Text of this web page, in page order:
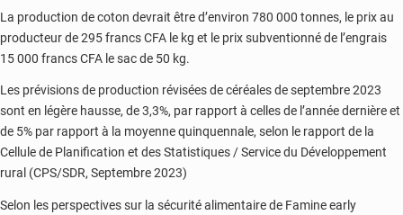
La production de coton devrait être d’environ 780 000 tonnes, le prix au
producteur de 295 francs CFA le kg et le prix subventionné de l’engrais
15 000 francs CFA le sac de 50 kg.
Les prévisions de production révisées de céréales de septembre 2023
sont en légère hausse, de 3,3%, par rapport à celles de l’année dernière et
de 5% par rapport à la moyenne quinquennale, selon le rapport de la
Cellule de Planification et des Statistiques / Service du Développement
rural (CPS/SDR, Septembre 2023)
Selon les perspectives sur la sécurité alimentaire de Famine early